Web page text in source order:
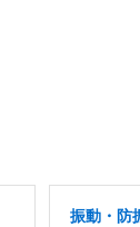
振動・防